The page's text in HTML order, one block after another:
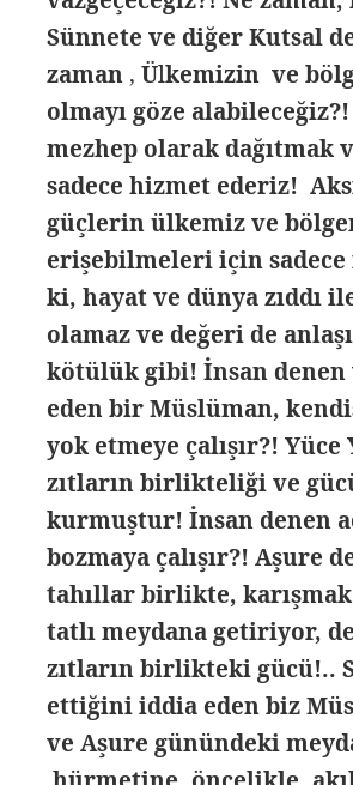
Sünnete ve diğer Kutsal
zaman ,Ülkemizin ve
olmayı göze
mezhep olarak dağıtmak
sadece hizmet ederiz!
güçlerin ülkemiz ve
erişebilmeleri için
ki, hayat ve dünya zıddı
olamaz ve değeri de
kötülük gibi! İnsan
eden bir Müslüman,
yok etmeye çalışır?!
zıtların birlikteliği ve
kurmuştur! İnsan denen
bozmaya çalışır?! Aşure
tahıllar birlikte,
tatlı meydana getiriyor,
zıtların birlikteki gücü!..
ettiğini iddia eden biz
ve Aşure günündeki